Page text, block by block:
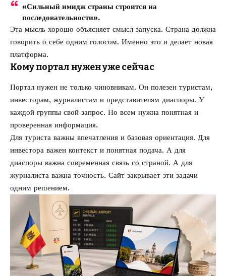
«Сильный имидж страны строится на
последовательности».
Эта мысль хорошо объясняет смысл запуска. Страна должна
говорить о себе одним голосом. Именно это и делает новая
платформа.
Кому портал нужен уже сейчас
Портал нужен не только чиновникам. Он полезен туристам,
инвесторам, журналистам и представителям диаспоры. У
каждой группы свой запрос. Но всем нужна понятная и
проверенная информация.
Для туриста важны впечатления и базовая ориентация. Для
инвестора важен контекст и понятная подача. А для
диаспоры важна современная связь со страной. А для
журналиста важна точность. Сайт закрывает эти задачи
одним решением.